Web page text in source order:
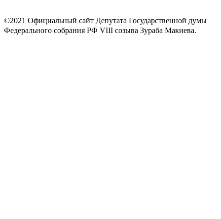
©2021 Официальный сайт Депутата Государственной думы
Федерального собрания РФ VIII созыва Зураба Макиева.